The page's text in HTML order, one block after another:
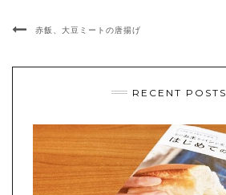
赤飯、大豆ミートの唐揚げ
RECENT POSTS